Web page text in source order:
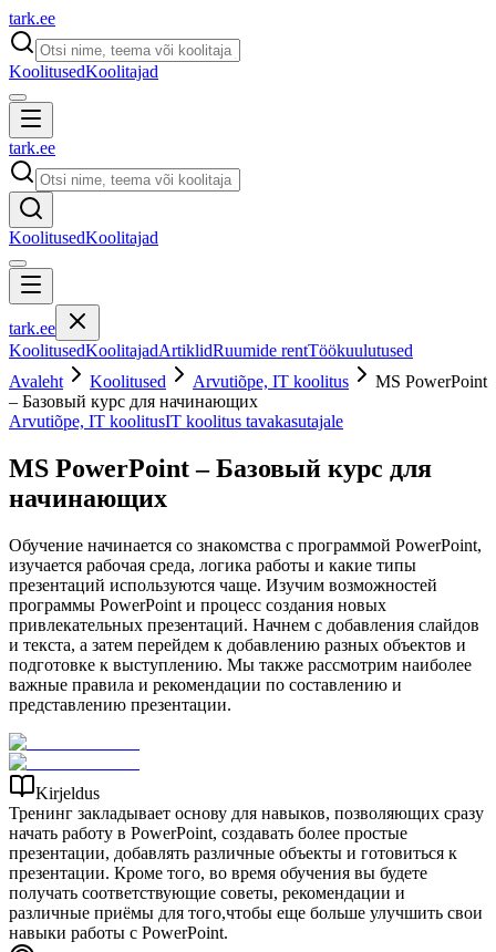
tark.ee
KoolitusedKoolitajad
tark.ee
KoolitusedKoolitajad
tark.ee
KoolitusedKoolitajadArtiklidRuumide rentTöökuulutused
Avaleht
Koolitused Arvutiõpe, IT koolitus
MS PowerPoint
– Базовый курс для начинающих
Arvutiõpe, IT koolitusIT koolitus tavakasutajale
MS PowerPoint – Базовый курс для
начинающих
Обучение начинается со знакомства с программой PowerPoint,
изучается рабочая среда, логика работы и какие типы
презентаций используются чаще. Изучим возможностей
программы PowerPoint и процесс создания новых
привлекательных презентаций. Начнем с добавления слайдов
и текста, а затем перейдем к добавлению разных объектов и
подготовке к выступлению. Мы также рассмотрим наиболее
важные правила и рекомендации по составлению и
представлению презентации.
Kirjeldus
Тренинг закладывает основу для навыков, позволяющих сразу
начать работу в PowerPoint, создавать более простые
презентации, добавлять различные объекты и готовиться к
презентации. Кроме того, во время обучения вы будете
получать соответствующие советы, рекомендации и
различные приёмы для того,чтобы еще больше улучшить свои
навыки работы с PowerPoint.